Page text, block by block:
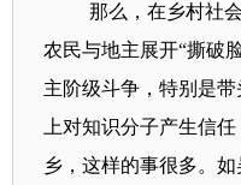
那么，在乡村社
农民与地主展开“撕破
主阶级斗争，特别是
上对知识分子产生信
乡，这样的事很多。